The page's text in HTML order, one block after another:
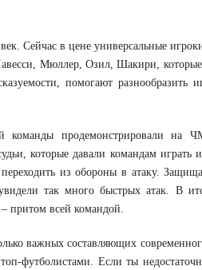
Сейчас в цене универсальные
Мюллер, Озил, Шакири, которые
помогают разнообразить
команды продемонстрировали на
которые давали командам играть
из обороны в атаку.
так много быстрых атак. В
притом всей командой.
важных составляющих
футболистами. Если ты